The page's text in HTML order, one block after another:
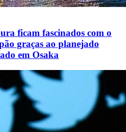
ficam fascinados com o
graças ao planejado
em Osaka